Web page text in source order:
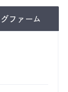
ファーム